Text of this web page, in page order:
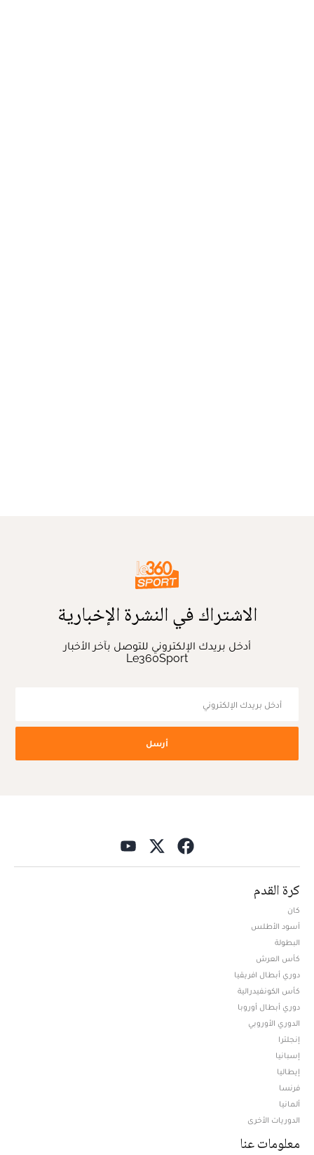
الاشتراك في النشرة الإخبارية
أدخل بريدك الإلكتروني للتوصل بآخر الأخبار
Le360Sport
أرسل
كرة القدم
كان
أسود الأطلس
البطولة
كأس العرش
دوري أبطال افريقيا
كأس الكونفيدرالية
دوري أبطال أوروبا
الدوري الأوروبي
إنجلترا
إسبانيا
إيطاليا
فرنسا
ألمانيا
الدوريات الأخرى
معلومات عنا